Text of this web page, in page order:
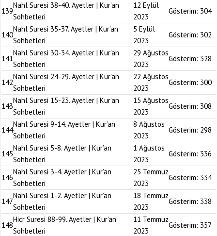
139
Nahl Suresi 38-40. Ayetler | Kur’an
Sohbetleri
12 Eylül
2023
Gösterim: 304
140
Nahl Suresi 35-37. Ayetler | Kur’an
Sohbetleri
5 Eylül
2023
Gösterim: 302
141
Nahl Suresi 30-34. Ayetler | Kur’an
Sohbetleri
29 Ağustos
2023
Gösterim: 328
142
Nahl Suresi 24-29. Ayetler | Kur’an
Sohbetleri
22 Ağustos
2023
Gösterim: 300
143
Nahl Suresi 15-23. Ayetler | Kur’an
Sohbetleri
15 Ağustos
2023
Gösterim: 308
144
Nahl Suresi 9-14. Ayetler | Kur’an
Sohbetleri
8 Ağustos
2023
Gösterim: 298
145
Nahl Suresi 5-8. Ayetler | Kur’an
Sohbetleri
1 Ağustos
2023
Gösterim: 336
146
Nahl Suresi 3-4. Ayetler | Kur’an
Sohbetleri
25 Temmuz
2023
Gösterim: 334
147
Nahl Suresi 1-2. Ayetler | Kur’an
Sohbetleri
18 Temmuz
2023
Gösterim: 338
148
Hicr Suresi 88-99. Ayetler | Kur’an
Sohbetleri
11 Temmuz
2023
Gösterim: 357